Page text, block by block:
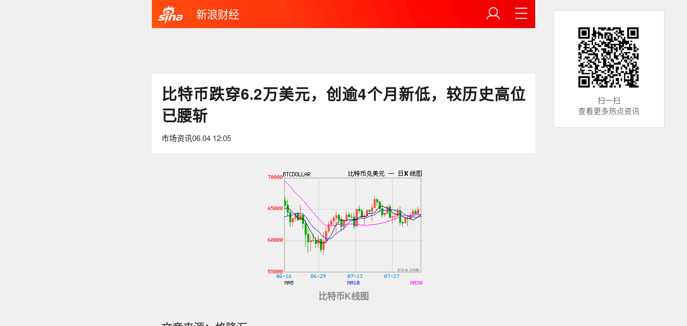
新浪财经
比特币跌穿6.2万美元，创逾4个月新低，较历史高位
已腰斩
市场资讯06.04 12:05
比特币K线图
扫一扫
查看更多热点资讯